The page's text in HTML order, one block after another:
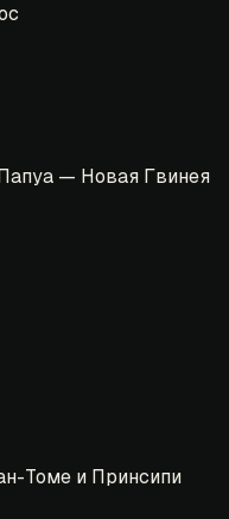
— Новая Гвинея
Томе и Принсипи